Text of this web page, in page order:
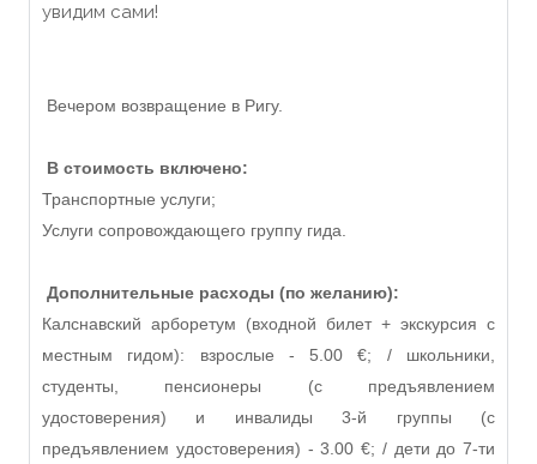
увидим сами!
Вечером возвращение в Ригу.
В стоимость включено:
Транспортные услуги;
Услуги сопровождающего группу гида.
Дополнительные расходы (по желанию):
Калснавский арборетум (входной билет + экскурсия с
местным гидом): взрослые - 5.00 €; / школьники,
студенты, пенсионеры (с предъявлением
удостоверения) и инвалиды 3-й группы (с
предъявлением удостоверения) - 3.00 €; / дети до 7-ти